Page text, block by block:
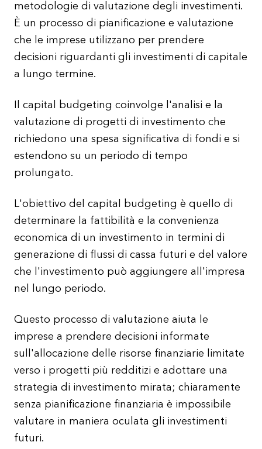
metodologie di valutazione degli investimenti.
È un processo di pianificazione e valutazione
che le imprese utilizzano per prendere
decisioni riguardanti gli investimenti di capitale
a lungo termine.
Il capital budgeting coinvolge l'analisi e la
valutazione di progetti di investimento che
richiedono una spesa significativa di fondi e si
estendono su un periodo di tempo
prolungato.
L'obiettivo del capital budgeting è quello di
determinare la fattibilità e la convenienza
economica di un investimento in termini di
generazione di flussi di cassa futuri e del valore
che l'investimento può aggiungere all'impresa
nel lungo periodo.
Questo processo di valutazione aiuta le
imprese a prendere decisioni informate
sull'allocazione delle risorse finanziarie limitate
verso i progetti più redditizi e adottare una
strategia di investimento mirata; chiaramente
senza pianificazione finanziaria è impossibile
valutare in maniera oculata gli investimenti
futuri.